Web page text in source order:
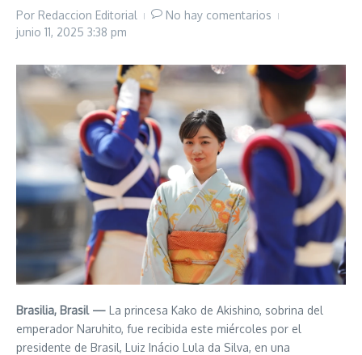
Por Redaccion Editorial
No hay comentarios
junio 11, 2025 3:38 pm
Brasilia, Brasil — La princesa Kako de Akishino, sobrina del
emperador Naruhito, fue recibida este miércoles por el
presidente de Brasil, Luiz Inácio Lula da Silva, en una